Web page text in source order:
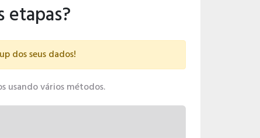
etapas?
dos seus dados!
usando vários métodos.